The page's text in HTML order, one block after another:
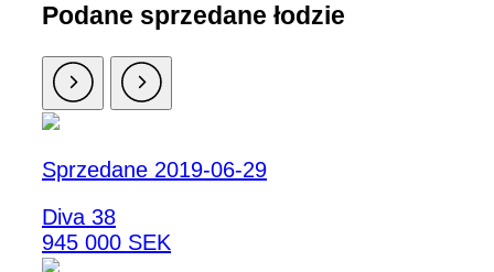
Podane sprzedane łodzie
Sprzedane 2019-06-29
Diva 38
945 000 SEK